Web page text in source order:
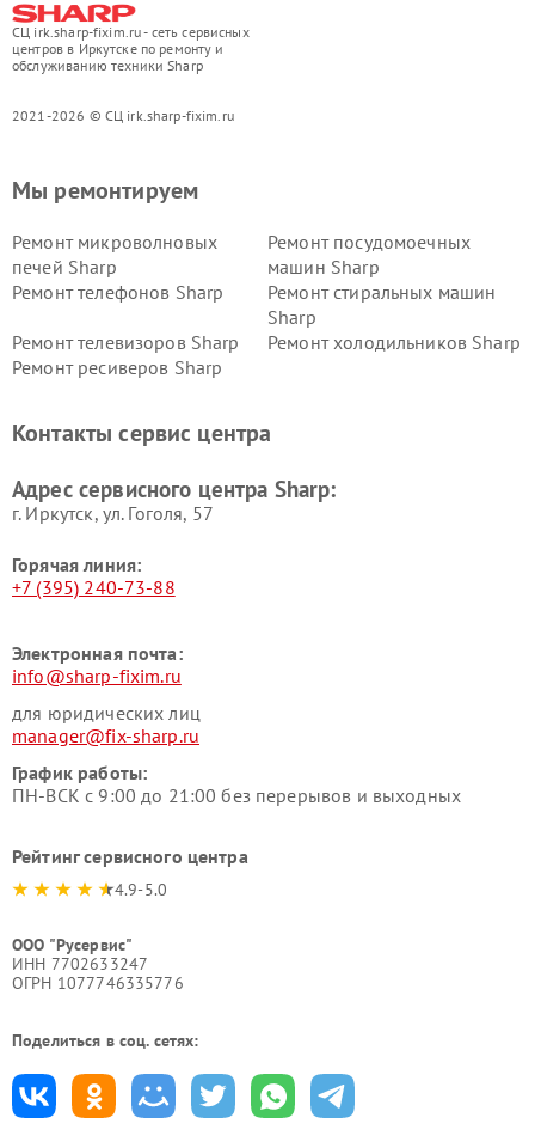
СЦ irk.sharp-fixim.ru - сеть сервисных
центров в Иркутске по ремонту и
обслуживанию техники Sharp
2021-2026 © СЦ irk.sharp-fixim.ru
Мы ремонтируем
Ремонт микроволновых
печей Sharp
Ремонт посудомоечных
машин Sharp
Ремонт телефонов Sharp
Ремонт стиральных машин
Sharp
Ремонт телевизоров Sharp
Ремонт холодильников Sharp
Ремонт ресиверов Sharp
Контакты сервис центра
Адрес сервисного центра Sharp:
г. Иркутск, ул. ​Гоголя, 57
Горячая линия:
+7 (395) 240-73-88
Электронная почта:
info@sharp-fixim.ru
для юридических лиц
manager@fix-sharp.ru
График работы:
ПН-ВСК с 9:00 до 21:00 без перерывов и выходных
Рейтинг сервисного центра
4.9-5.0
ООО "Русервис"
ИНН 7702633247
ОГРН 1077746335776
Поделиться в соц. сетях: